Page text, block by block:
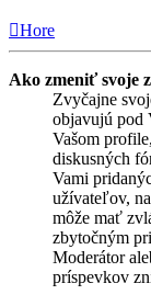
Hore
Ako zmeniť svoje
Zvyčajne
objavujú pod
Vašom
diskusných
Vami
užívateľov,
môže mať
zbytočným
Moderátor
príspevkov